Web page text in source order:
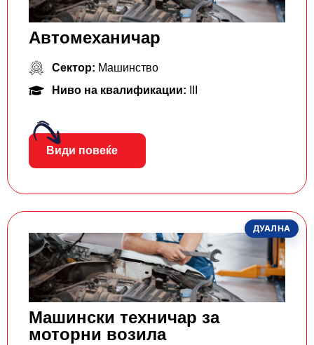
Автомеханичар
Сектор: Машинство
Ниво на квалификации:
Види повеќе
ДУАЛНА
Машински техничар за
моторни возила